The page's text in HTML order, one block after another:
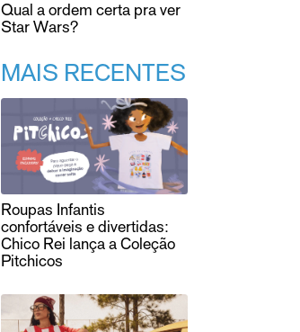
Qual a ordem certa pra ver
Star Wars?
MAIS RECENTES
Roupas Infantis
confortáveis e divertidas:
Chico Rei lança a Coleção
Pitchicos